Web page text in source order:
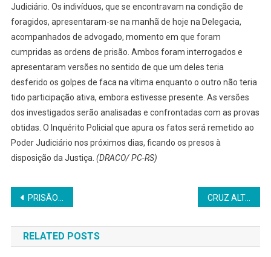
Judiciário. Os indivíduos, que se encontravam na condição de
foragidos, apresentaram-se na manhã de hoje na Delegacia,
acompanhados de advogado, momento em que foram
cumpridas as ordens de prisão. Ambos foram interrogados e
apresentaram versões no sentido de que um deles teria
desferido os golpes de faca na vítima enquanto o outro não teria
tido participação ativa, embora estivesse presente. As versões
dos investigados serão analisadas e confrontadas com as provas
obtidas. O Inquérito Policial que apura os fatos será remetido ao
Poder Judiciário nos próximos dias, ficando os presos à
disposição da Justiça. (DRACO/ PC-RS)
Navegação
de
Post
PRISÃO DE FORAGIDO: Foragido por homicídio e tráfico de drogas em Panambi é preso pela Brigada Militar na Fronteira Oeste do RS CRUZ ALTA: Dois incêndios em residências mobilizam guarnições do Corpo de Bombeiros
RELATED POSTS